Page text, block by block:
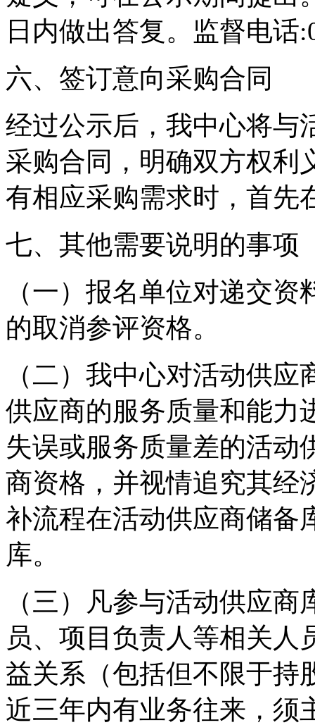
日内做出答复。监督电话
六、签订意向采购合同
经过公示后，我中心将与
采购合同，明确双方权利
有相应采购需求时，首先
七、其他需要说明的事项
（一）报名单位对递交
的取消参评资格。
（二）我中心对活动供
供应商的服务质量和能力
失误或服务质量差的活动
商资格，并视情追究其经
补流程在活动供应商储备
库。
（三）凡参与活动供应
员、项目负责人等相关人
益关系（包括但不限于持
近三年内有业务往来，须